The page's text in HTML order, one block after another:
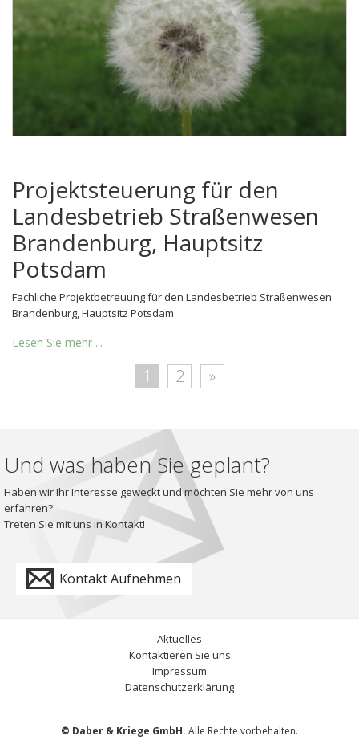
Projektsteuerung für den
Landesbetrieb Straßenwesen
Brandenburg, Hauptsitz
Potsdam
Fachliche Projektbetreuung für den Landesbetrieb Straßenwesen
Brandenburg, Hauptsitz Potsdam
Lesen Sie mehr ...
1 2 »
Und was haben Sie geplant?
Haben wir Ihr Interesse geweckt und möchten Sie mehr von uns
erfahren?
Treten Sie mit uns in Kontakt!
Kontakt Aufnehmen
© Daber & Kriege GmbH. Alle Rechte vorbehalten.
Aktuelles
Kontaktieren Sie uns
Impressum
Datenschutzerklärung